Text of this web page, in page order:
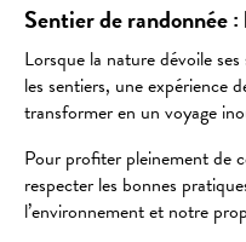
Sentier de randonnée
Lorsque la nature dévoile
les sentiers, une expérience
transformer en un voyage
Pour profiter pleinement de
respecter les bonnes
l’environnement et notre